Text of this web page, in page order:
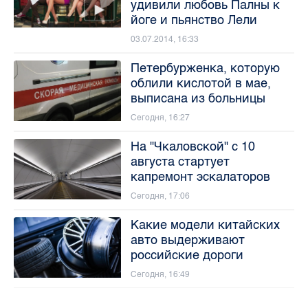
удивили любовь Палны к
йоге и пьянство Лели
03.07.2014, 16:33
Петербурженка, которую
облили кислотой в мае,
выписана из больницы
Сегодня, 16:27
На "Чкаловской" с 10
августа стартует
капремонт эскалаторов
Сегодня, 17:06
Какие модели китайских
авто выдерживают
российские дороги
Сегодня, 16:49